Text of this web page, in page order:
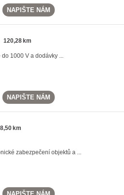
NAPIŠTE NÁM
120,28 km
1000 V a dodávky ...
NAPIŠTE NÁM
km
zabezpečení objektů a ...